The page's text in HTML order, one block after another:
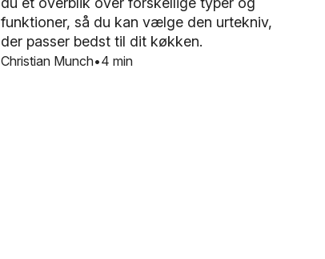
4 min
funktioner, så du kan vælge den urtekniv,
der passer bedst til dit køkken.
Christian Munch